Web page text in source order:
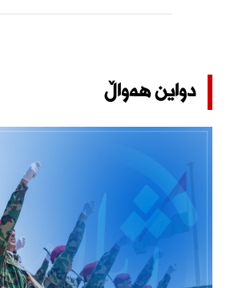
دواین هەواڵ